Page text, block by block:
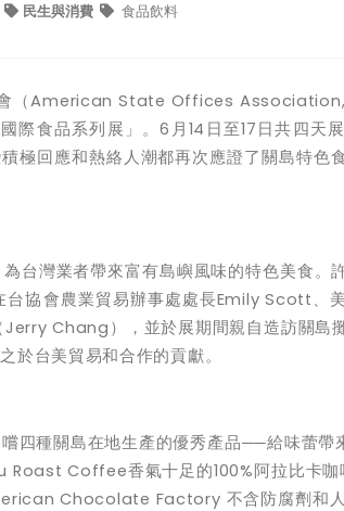
民生與消費 食品飲料
（American State Offices Association,
際食品系列展」。6 月 14 日至17 日共四天
極回應和熱絡人潮都再次應證了關島特色
台灣業者帶來富有島嶼風味的特色美食。
協會農業貿易辦事處處長Emily Scott 、
Jerry Chang ），並於展期間親自造訪關島
於台美貿易和合作的貢獻。
四種關島在地生產的優秀產品──給味蕾帶
Roast Coffee香氣十足的100%阿拉比卡
Chocolate Factory 不含防腐劑和